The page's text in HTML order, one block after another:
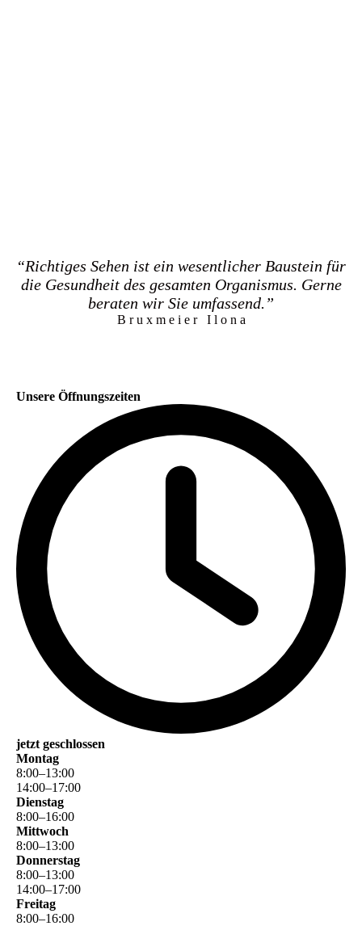
“Richtiges Sehen ist ein wesentlicher Baustein für
die Gesundheit des gesamten Organismus. Gerne
beraten wir Sie umfassend.”
B r u x m e i e r I l o n a
Unsere Öffnungszeiten
jetzt geschlossen
Montag
8:00–13:00
14:00–17:00
Dienstag
8:00–16:00
Mittwoch
8:00–13:00
Donnerstag
8:00–13:00
14:00–17:00
Freitag
8:00–16:00